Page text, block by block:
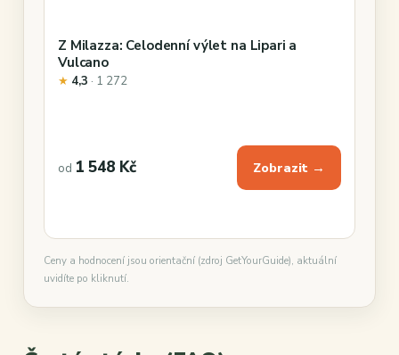
Z Milazza: Celodenní výlet na Lipari a
Vulcano
★ 4,3 · 1 272
od 1 548 Kč Zobrazit →
Ceny a hodnocení jsou orientační (zdroj GetYourGuide), aktuální
uvidíte po kliknutí.